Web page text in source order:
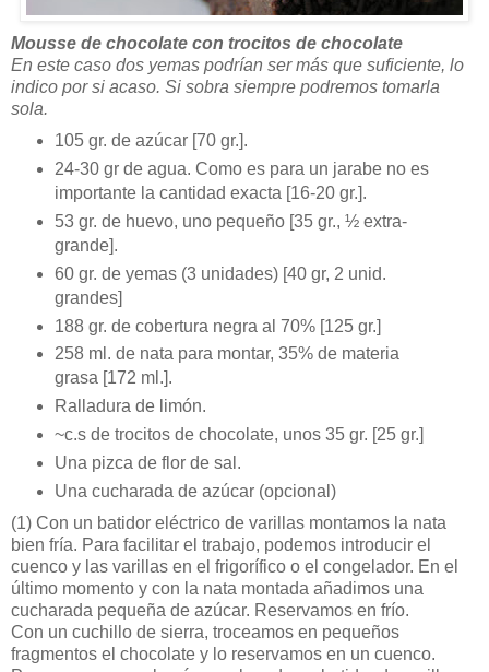
Mousse de chocolate con trocitos de chocolate
En este caso dos yemas podrían ser más que suficiente, lo
indico por si acaso. Si sobra siempre podremos tomarla
sola.
105 gr. de azúcar [70 gr.].
24-30 gr de agua. Como es para un jarabe no es
importante la cantidad exacta [16-20 gr.].
53 gr. de huevo, uno pequeño [35 gr., ½ extra-
grande].
60 gr. de yemas (3 unidades) [40 gr, 2 unid.
grandes]
188 gr. de cobertura negra al 70% [125 gr.]
258 ml. de nata para montar, 35% de materia
grasa [172 ml.].
Ralladura de limón.
~c.s de trocitos de chocolate, unos 35 gr. [25 gr.]
Una pizca de flor de sal.
Una cucharada de azúcar (opcional)
(1) Con un batidor eléctrico de varillas montamos la nata
bien fría. Para facilitar el trabajo, podemos introducir el
cuenco y las varillas en el frigorífico o el congelador. En el
último momento y con la nata montada añadimos una
cucharada pequeña de azúcar. Reservamos en frío.
Con un cuchillo de sierra, troceamos en pequeños
fragmentos el chocolate y lo reservamos en un cuenco.